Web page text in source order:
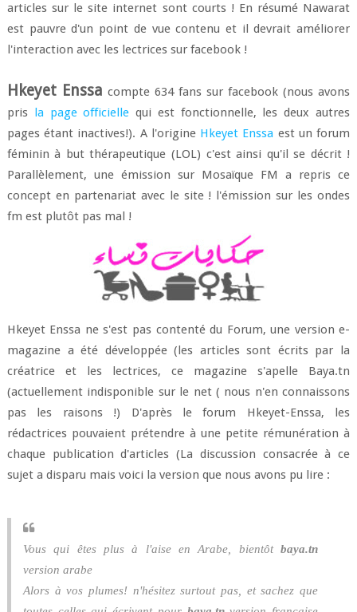
articles sur le site internet sont courts ! En résumé Nawarat
est pauvre d'un point de vue contenu et il devrait améliorer
l'interaction avec les lectrices sur facebook !
Hkeyet Enssa compte 634 fans sur facebook (nous avons
pris la page officielle qui est fonctionnelle, les deux autres
pages étant inactives!). A l'origine Hkeyet Enssa est un forum
féminin à but thérapeutique (LOL) c'est ainsi qu'il se décrit !
Parallèlement, une émission sur Mosaïque FM a repris ce
concept en partenariat avec le site ! l'émission sur les ondes
fm est plutôt pas mal !
Hkeyet Enssa ne s'est pas contenté du Forum, une version e-
magazine a été développée (les articles sont écrits par la
créatrice et les lectrices, ce magazine s'apelle Baya.tn
(actuellement indisponible sur le net ( nous n'en connaissons
pas les raisons !) D'après le forum Hkeyet-Enssa, les
rédactrices pouvaient prétendre à une petite rémunération à
chaque publication d'articles (La discussion consacrée à ce
sujet a disparu mais voici la version que nous avons pu lire :
Vous qui êtes plus à l'aise en Arabe, bientôtbaya.tn
version arabe
Alors à vos plumes! n'hésitez surtout pas, et sachez que